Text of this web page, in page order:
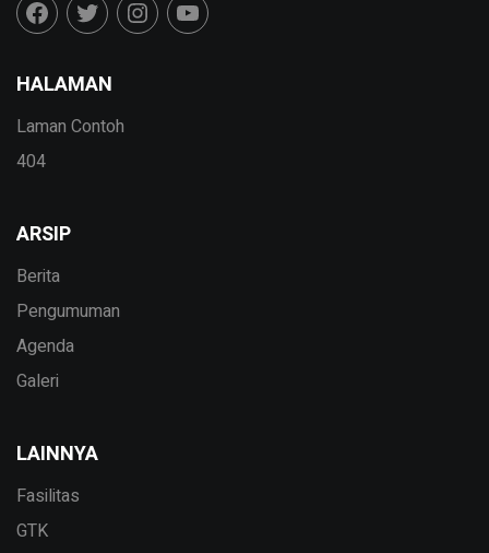
HALAMAN
Laman Contoh
404
ARSIP
Berita
Pengumuman
Agenda
Galeri
LAINNYA
Fasilitas
GTK